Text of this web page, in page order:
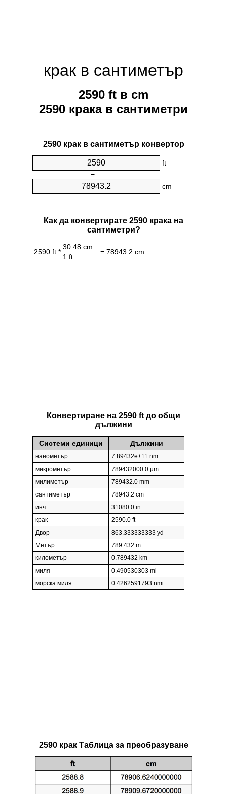
крак в сантиметър
2590 ft в cm
2590 крака в сантиметри
2590 крак в сантиметър конвертор
ft
=
cm
Как да конвертирате 2590 крака на
сантиметри?
2590 ft *
30.48 cm
= 78943.2 cm
1 ft
Конвертиране на 2590 ft до общи
дължини
Системи единици Дължини
нанометър
7.89432e+11 nm
микрометър
789432000.0 µm
милиметър
789432.0 mm
сантиметър
78943.2 cm
инч
31080.0 in
крак
2590.0 ft
Двор
863.333333333 yd
Метър
789.432 m
километър
0.789432 km
миля
0.490530303 mi
морска миля
0.4262591793 nmi
2590 крак Таблица за преобразуване